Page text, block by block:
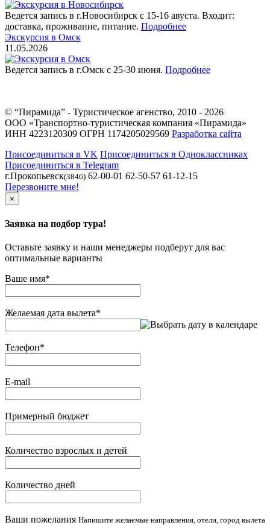
Ведется запись в г.Новосибирск с 15-16 авуста. Входит:
доставка, проживание, питание. Подробнее
Экскурсия в Омск
11.05.2026
Ведется запись в г.Омск с 25-30 июня. Подробнее
© “Пирамида” - Туристическое агенство, 2010 - 2026
ООО «Транспортно-туристическая компания «Пирамида»
ИНН 4223120309 ОГРН 1174205029569 Разработка сайта
Присоединиться в VK Присоединиться в Одноклассниках
Присоединиться в Telegram
г.Прокопьевск(3846) 62-00-01 62-50-57 61-12-15
Перезвоните мне!
×
Заявка на подбор тура!
Оставьте заявку и наши менеджеры подберут для вас
оптимальные варианты
Ваше имя*
Желаемая дата вылета*
Телефон*
E-mail
Примерный бюджет
Количество взрослых и детей
Количество дней
Ваши пожелания Напишите желаемые направления, отели, город вылета